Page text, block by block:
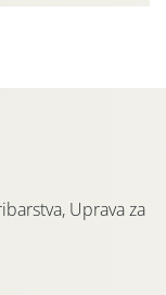
Uprava za